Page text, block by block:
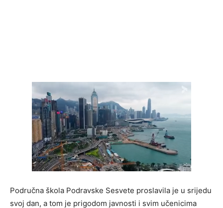
Područna škola Podravske Sesvete proslavila je u srijedu
svoj dan, a tom je prigodom javnosti i svim učenicima